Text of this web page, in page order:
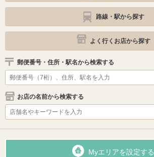
路線・駅から探す
よく行くお店から探す
郵便番号・住所・駅名から検索する
お店の名前から検索する
Myエリアを設定する